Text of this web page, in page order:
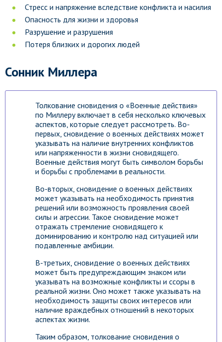
Стресс и напряжение вследствие конфликта и насилия
Опасность для жизни и здоровья
Разрушение и разрушения
Потеря близких и дорогих людей
Сонник Миллера
Толкование сновидения о «Военные действия»
по Миллеру включает в себя несколько ключевых
аспектов, которые следует рассмотреть. Во-
первых, сновидение о военных действиях может
указывать на наличие внутренних конфликтов
или напряженности в жизни сновидящего.
Военные действия могут быть символом борьбы
и борьбы с проблемами в реальности.
Во-вторых, сновидение о военных действиях
может указывать на необходимость принятия
решений или возможность проявления своей
силы и агрессии. Такое сновидение может
отражать стремление сновидящего к
доминированию и контролю над ситуацией или
подавленные амбиции.
В-третьих, сновидение о военных действиях
может быть предупреждающим знаком или
указывать на возможные конфликты и ссоры в
реальной жизни. Оно может также указывать на
необходимость защиты своих интересов или
наличие враждебных отношений в некоторых
аспектах жизни.
Таким образом, толкование сновидения о